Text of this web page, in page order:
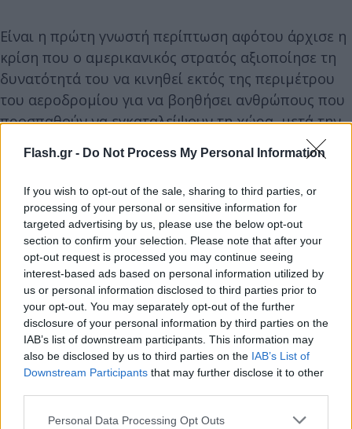
Flash.gr - Do Not Process My Personal Information
If you wish to opt-out of the sale, sharing to third parties, or
processing of your personal or sensitive information for
targeted advertising by us, please use the below opt-out
section to confirm your selection. Please note that after your
opt-out request is processed you may continue seeing
interest-based ads based on personal information utilized by
us or personal information disclosed to third parties prior to
your opt-out. You may separately opt-out of the further
disclosure of your personal information by third parties on the
IAB’s list of downstream participants. This information may
also be disclosed by us to third parties on the IAB’s List of
Downstream Participants that may further disclose it to other
Please note that this website/app uses one or more Google
Personal Data Processing Opt Outs
Είναι η πρώτη γνωστή περίπτωση αφότου άρχισε η
κρίση που ο αμερικανικός στρατός αξιοποίησε τη
δυνατότητά του να κινηθεί εκτός της περιμέτρου
του αεροδρομίου για να βοηθήσει ανθρώπους που
προσπαθούν να εγκαταλείψουν τη χώρα, μετά την